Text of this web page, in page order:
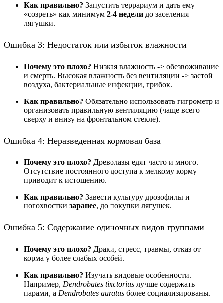
Как правильно? Запустить террариум и дать ему
«созреть» как минимум 2-4 недели до заселения
лягушки.
Ошибка 3: Недостаток или избыток влажности
Почему это плохо? Низкая влажность -> обезвоживание
и смерть. Высокая влажность без вентиляции -> застой
воздуха, бактериальные инфекции, грибок.
Как правильно? Обязательно использовать гигрометр и
организовать правильную вентиляцию (чаще всего
сверху и внизу на фронтальном стекле).
Ошибка 4: Неразведенная кормовая база
Почему это плохо? Древолазы едят часто и много.
Отсутствие постоянного доступа к мелкому корму
приводит к истощению.
Как правильно? Завести культуру дрозофилы и
ногохвостки заранее, до покупки лягушек.
Ошибка 5: Содержание одиночных видов группами
Почему это плохо? Драки, стресс, травмы, отказ от
корма у более слабых особей.
Как правильно? Изучать видовые особенности.
Например, Dendrobates tinctorius лучше содержать
парами, а Dendrobates auratus более социализированы.